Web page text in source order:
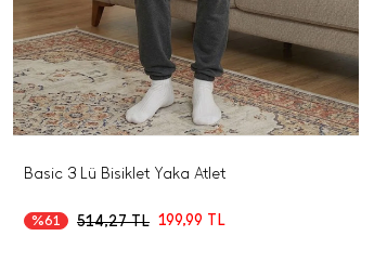
Basic 3 Lü Bisiklet Yaka Atlet
514,27TL 199,99 TL
%61